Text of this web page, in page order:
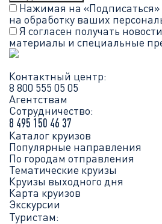
Нажимая на «Подписаться»
на обработку ваших
Я согласен получать
материалы и специальные
Контактный центр:
8 800 555 05 05
Агентствам
Сотрудничество:
8 495 150 46 37
Каталог круизов
Популярные направления
По городам отправления
Тематические круизы
Круизы выходного дня
Карта круизов
Экскурсии
Туристам: